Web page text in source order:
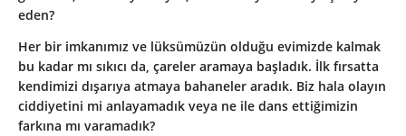
eden?
Her bir imkanımız ve lüksümüzün olduğu evimizde kalmak
bu kadar mı sıkıcı da, çareler aramaya başladık. İlk fırsatta
kendimizi dışarıya atmaya bahaneler aradık. Biz hala olayın
ciddiyetini mi anlayamadık veya ne ile dans ettiğimizin
farkına mı varamadık?